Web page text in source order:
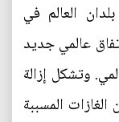
العالم في
عالمي جديد
وتشكل إزالة
15 بالمئة من الغازات المسببة